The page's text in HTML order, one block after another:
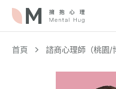
首頁 諮商心理師（桃園/